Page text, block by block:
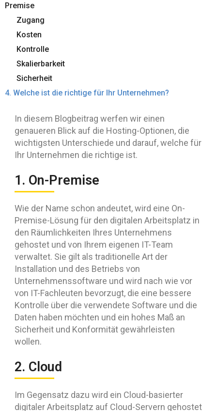
Premise
Zugang
Kosten
Kontrolle
Skalierbarkeit
Sicherheit
4. Welche ist die richtige für Ihr Unternehmen?
In diesem Blogbeitrag werfen wir einen
genaueren Blick auf die Hosting-Optionen, die
wichtigsten Unterschiede und darauf, welche für
Ihr Unternehmen die richtige ist.
1. On-Premise
Wie der Name schon andeutet, wird eine On-
Premise-Lösung für den digitalen Arbeitsplatz in
den Räumlichkeiten Ihres Unternehmens
gehostet und von Ihrem eigenen IT-Team
verwaltet. Sie gilt als traditionelle Art der
Installation und des Betriebs von
Unternehmenssoftware und wird nach wie vor
von IT-Fachleuten bevorzugt, die eine bessere
Kontrolle über die verwendete Software und die
Daten haben möchten und ein hohes Maß an
Sicherheit und Konformität gewährleisten
wollen.
2. Cloud
Im Gegensatz dazu wird ein Cloud-basierter
digitaler Arbeitsplatz auf Cloud-Servern gehostet